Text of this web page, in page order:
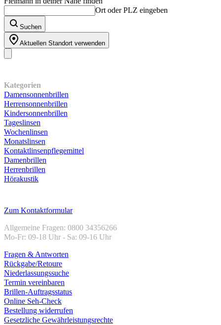
Ort oder PLZ eingeben
Suchen
Aktuellen Standort verwenden
Kategorien
Damensonnenbrillen
Herrensonnenbrillen
Kindersonnenbrillen
Tageslinsen
Wochenlinsen
Monatslinsen
Kontaktlinsenpflegemittel
Damenbrillen
Herrenbrillen
Hörakustik
Zum Kontaktformular
Allgemeine Fragen: 0800 34356266
Mo-Fr: 09-18 Uhr - Sa: 09-16 Uhr
Fragen & Antworten
Rückgabe/Retoure
Niederlassungssuche
Termin vereinbaren
Brillen-Auftragsstatus
Online Seh-Check
Bestellung widerrufen
Gesetzliche Gewährleistungsrechte